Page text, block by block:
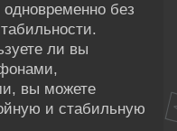
без
ли вы
вы можете
и стабильную